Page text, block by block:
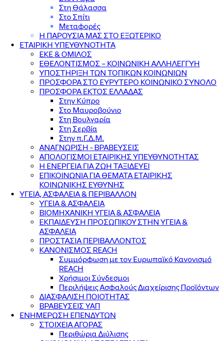
Στη Θάλασσα
Στο Σπίτι
Μεταφορές
Η ΠΑΡΟΥΣΙΑ ΜΑΣ ΣΤΟ ΕΞΩΤΕΡΙΚΟ
ΕΤΑΙΡΙΚΗ ΥΠΕΥΘΥΝΟΤΗΤΑ
ΕΚΕ & ΟΜΙΛΟΣ
ΕΘΕΛΟΝΤΙΣΜΟΣ – ΚΟΙΝΩΝΙΚΗ ΑΛΛΗΛΕΓΓΥΗ
ΥΠΟΣΤΗΡΙΞΗ ΤΩΝ ΤΟΠΙΚΩΝ ΚΟΙΝΩΝΙΩΝ
ΠΡΟΣΦΟΡΑ ΣΤΟ ΕΥΡΥΤΕΡΟ ΚΟΙΝΩΝΙΚΟ ΣΥΝΟΛΟ
ΠΡΟΣΦΟΡΑ ΕΚΤΟΣ ΕΛΛΑΔΑΣ
Στην Κύπρο
Στο Μαυροβούνιο
Στη Βουλγαρία
Στη Σερβία
Στην π.Γ.Δ.Μ.
ΑΝΑΓΝΩΡΙΣΗ - ΒΡΑΒΕΥΣΕΙΣ
ΑΠΟΛΟΓΙΣΜΟΙ ΕΤΑΙΡΙΚΗΣ ΥΠΕΥΘΥΝΟΤΗΤΑΣ
Η ΕΝΕΡΓΕΙΑ ΓΙΑ ΖΩΗ ΤΑΞΙΔΕΥΕΙ
ΕΠΙΚΟΙΝΩΝΙΑ ΓΙΑ ΘΕΜΑΤΑ ΕΤΑΙΡΙΚΗΣ
ΚΟΙΝΩΝΙΚΗΣ ΕΥΘΥΝΗΣ
ΥΓΕΙΑ, ΑΣΦΑΛΕΙΑ & ΠΕΡΙΒΑΛΛΟΝ
ΥΓΕΙΑ & ΑΣΦΑΛΕΙΑ
ΒΙΟΜΗΧΑΝΙΚΗ ΥΓΕΙΑ & ΑΣΦΑΛΕΙΑ
ΕΚΠΑΙΔΕΥΣΗ ΠΡΟΣΩΠΙΚΟΥ ΣΤΗΝ ΥΓΕΙΑ &
ΑΣΦΑΛΕΙΑ
ΠΡΟΣΤΑΣΙΑ ΠΕΡΙΒΑΛΛΟΝΤΟΣ
ΚΑΝΟΝΙΣΜΟΣ REACH
Συμμόρφωση με τον Ευρωπαϊκό Κανονισμό
REACH
Χρήσιμοι Σύνδεσμοι
Περιλήψεις Ασφαλούς Διαχείρισης Προϊόντων
ΔΙΑΣΦΑΛΙΣΗ ΠΟΙΟΤΗΤΑΣ
ΒΡΑΒΕΥΣΕΙΣ ΥΑΠ
ΕΝΗΜΕΡΩΣΗ ΕΠΕΝΔΥΤΩΝ
ΣΤΟΙΧΕΙΑ ΑΓΟΡΑΣ
Περιθώρια Διύλισης